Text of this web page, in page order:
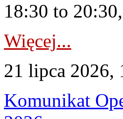
18:30 to
Więcej...
21 lipca 2026,
Komunikat